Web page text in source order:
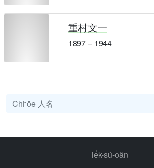
重村文一
1897 – 1944
le̍k-sú-oân